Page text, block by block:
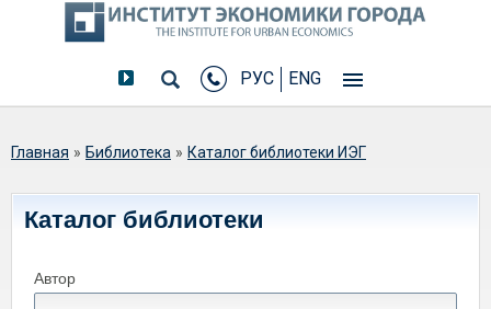
РУС ENG
Вы здесь
Главная » Библиотека » Каталог библиотеки ИЭГ
Каталог библиотеки
Автор